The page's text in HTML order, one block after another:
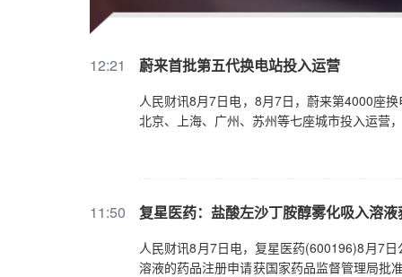
12:21 蔚来首批第五代换电站投入运营
人民财讯8月7日电，8月7日，蔚来第4000座
北京、上海、广州、苏州等七座城市投入运营
11:50 复星医药：盐酸左沙丁胺醇雾化吸入溶
人民财讯8月7日电，复星医药(600196)8月7
溶液的药品注册申请获国家药品监督管理局批